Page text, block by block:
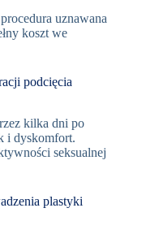
uznawana
koszt we
podcięcia
kilka dni po
i dyskomfort.
seksualnej
plastyki